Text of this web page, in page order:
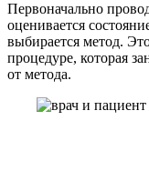
Первоначально
оценивается
выбирается метод.
процедуре, которая
от метода.